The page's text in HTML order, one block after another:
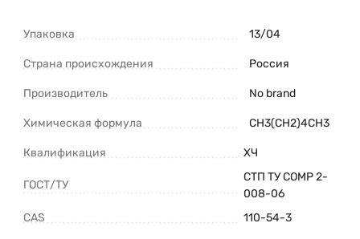
Упаковка 13/04
Страна происхождения Россия
Производитель No brand
Химическая формула CH3(CH2)4CH3
Квалификация ХЧ
ГОСТ/ТУ
СТП ТУ СОМР 2-
008-06
CAS
110-54-3